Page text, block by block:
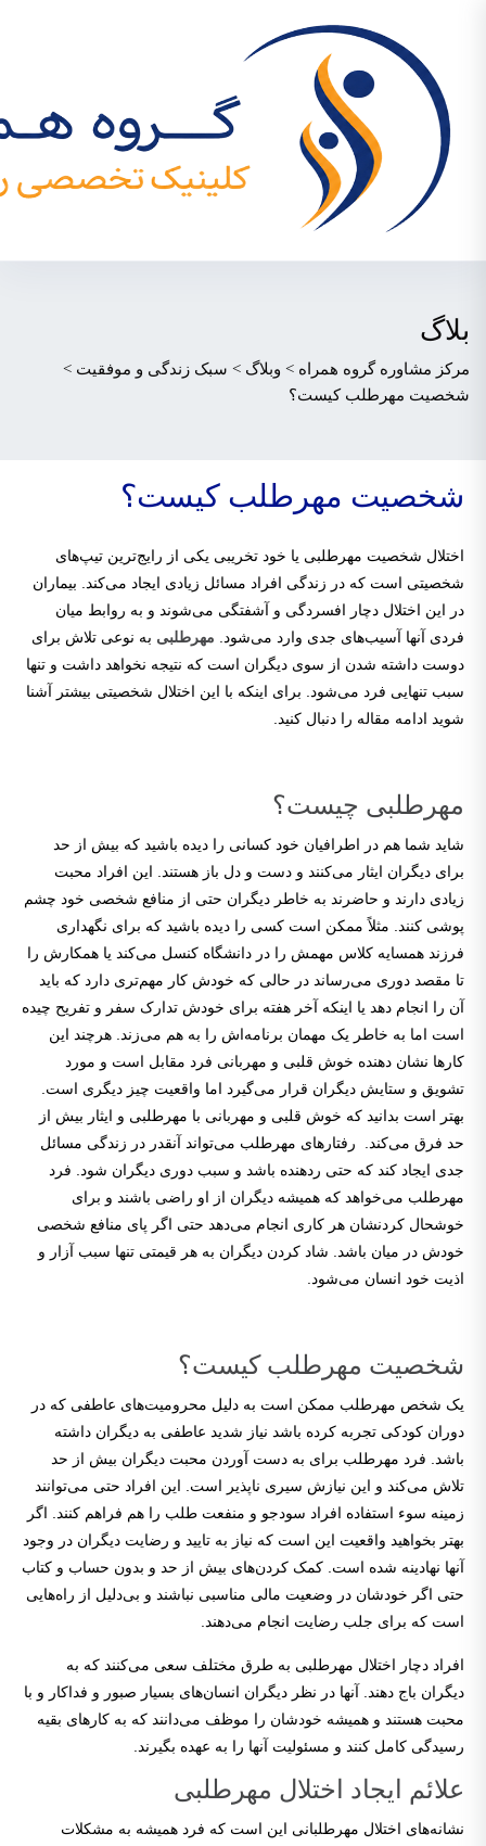
بلاگ
مرکز مشاوره گروه همراه > وبلاگ > سبک زندگی و موفقیت >
شخصیت مهرطلب کیست؟
شخصیت مهرطلب کیست؟
اختلال شخصیت مهرطلبی یا خود تخریبی یکی از رایج‌ترین تیپ‌های
شخصیتی است که در زندگی افراد مسائل زیادی ایجاد می‌کند. بیماران
در این اختلال دچار افسردگی و آشفتگی می‌شوند و به روابط میان
فردی آنها آسیب‌های جدی وارد می‌شود. مهرطلبی به نوعی تلاش برای
دوست داشته شدن از سوی دیگران است که نتیجه نخواهد داشت و تنها
سبب تنهایی فرد می‌شود. برای اینکه با این اختلال شخصیتی بیشتر آشنا
شوید ادامه مقاله را دنبال کنید.
مهرطلبی چیست؟
شاید شما هم در اطرافیان خود کسانی را دیده باشید که بیش از حد
برای دیگران ایثار می‌کنند و دست و دل باز هستند. این افراد محبت
زیادی دارند و حاضرند به خاطر دیگران حتی از منافع شخصی خود چشم
پوشی کنند. مثلاً ممکن است کسی را دیده باشید که برای نگهداری
فرزند همسایه کلاس مهمش را در دانشگاه کنسل می‌کند یا همکارش را
تا مقصد دوری می‌رساند در حالی که خودش کار مهم‌تری دارد که باید
آن را انجام دهد یا اینکه آخر هفته برای خودش تدارک سفر و تفریح چیده
است اما به خاطر یک مهمان برنامه‌اش را به هم می‌زند. هرچند این
کارها نشان دهنده خوش قلبی و مهربانی فرد مقابل است و مورد
تشویق و ستایش دیگران قرار می‌گیرد اما واقعیت چیز دیگری است.
بهتر است بدانید که خوش قلبی و مهربانی با مهرطلبی و ایثار بیش از
حد فرق می‌کند. رفتارهای مهرطلب می‌تواند آنقدر در زندگی مسائل
جدی ایجاد کند که حتی ردهنده باشد و سبب دوری دیگران شود. فرد
مهرطلب می‌خواهد که همیشه دیگران از او راضی باشند و برای
خوشحال کردنشان هر کاری انجام می‌دهد حتی اگر پای منافع شخصی
خودش در میان باشد. شاد کردن دیگران به هر قیمتی تنها سبب آزار و
اذیت خود انسان می‌شود.
شخصیت مهرطلب کیست؟
یک شخص مهرطلب ممکن است به دلیل محرومیت‌های عاطفی که در
دوران کودکی تجربه کرده باشد نیاز شدید عاطفی به دیگران داشته
باشد. فرد مهرطلب برای به دست آوردن محبت دیگران بیش از حد
تلاش می‌کند و این نیازش سیری ناپذیر است. این افراد حتی می‌توانند
زمینه سوء استفاده افراد سودجو و منفعت طلب را هم فراهم کنند. اگر
بهتر بخواهید واقعیت این است که نیاز به تایید و رضایت دیگران در وجود
آنها نهادینه شده است. کمک کردن‌های بیش از حد و بدون حساب و کتاب
حتی اگر خودشان در وضعیت مالی مناسبی نباشند و بی‌دلیل از راه‌هایی
است که برای جلب رضایت انجام می‌دهند.
افراد دچار اختلال مهرطلبی به طرق مختلف سعی می‌کنند که به
دیگران باج دهند. آنها در نظر دیگران انسان‌های بسیار صبور و فداکار و با
محبت هستند و همیشه خودشان را موظف می‌دانند که به کارهای بقیه
رسیدگی کامل کنند و مسئولیت آنها را به عهده بگیرند.
علائم ایجاد اختلال مهرطلبی
نشانه‌های اختلال مهرطلبانی این است که فرد همیشه به مشکلات